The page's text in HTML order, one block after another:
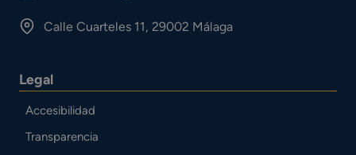
Calle Cuarteles 11, 29002 Málaga
Legal
Accesibilidad
Transparencia